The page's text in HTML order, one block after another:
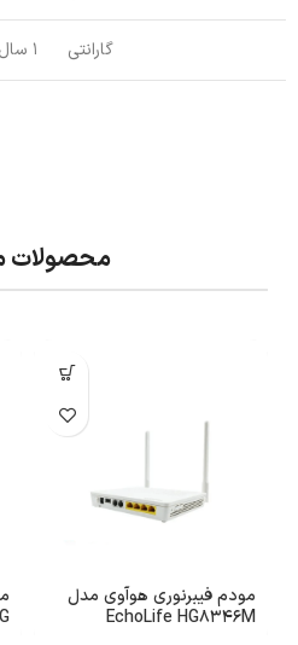
گارانتی 1 سال گارانتی شرکتی
محصولات
مودم فیبرنوری هوآوی مدل
EchoLife HG8346M